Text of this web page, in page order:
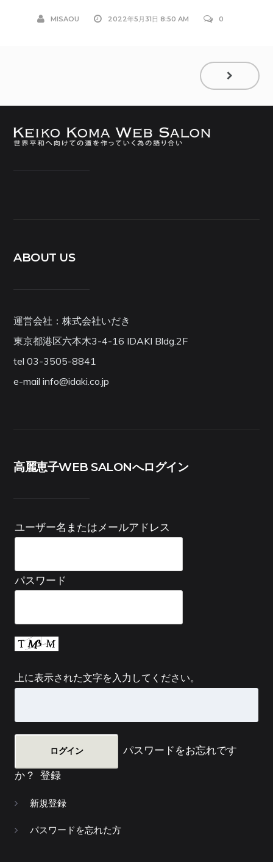
MISAOU 2022年5月31日 8:50 AM 0
ABOUT US
運営会社：株式会社いだき
東京都港区六本木3-4-16 IDAKI Bldg.2F
tel 03-3505-8841
e-mail info@idaki.co.jp
高麗恵子WEB SALONへログイン
ユーザー名またはメールアドレス
パスワード
上に表示された文字を入力してください。
パスワードをお忘れです
か？ 登録
新規登録
パスワードを忘れた方